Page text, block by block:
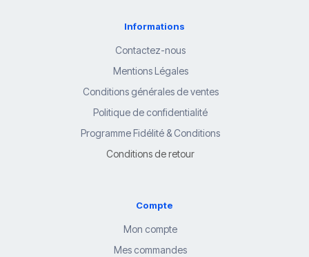
Informations
Contactez-nous
Mentions Légales
Conditions générales de ventes
Politique de confidentialité
Programme Fidélité & Conditions
Conditions de retour
Compte
Mon compte
Mes commandes